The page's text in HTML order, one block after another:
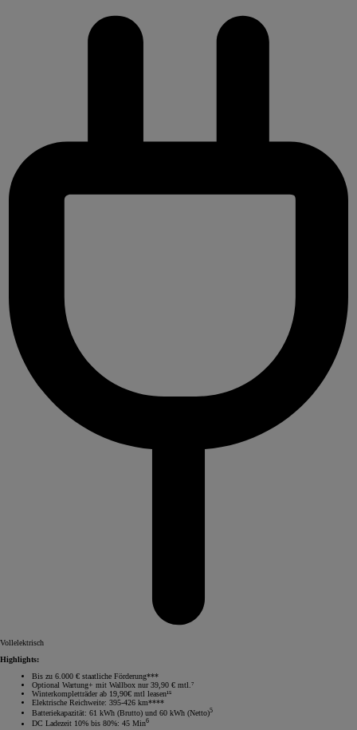
Vollelektrisch
Highlights:
Bis zu 6.000 € staatliche Förderung***
Optional Wartung+ mit Wallbox nur 39,90 € mtl.⁷
Winterkompletträder ab 19,90€ mtl leasen¹⁵
Elektrische Reichweite: 395-426 km****
Batteriekapazität: 61 kWh (Brutto) und 60 kWh (Netto)5
DC Ladezeit 10% bis 80%: 45 Min6